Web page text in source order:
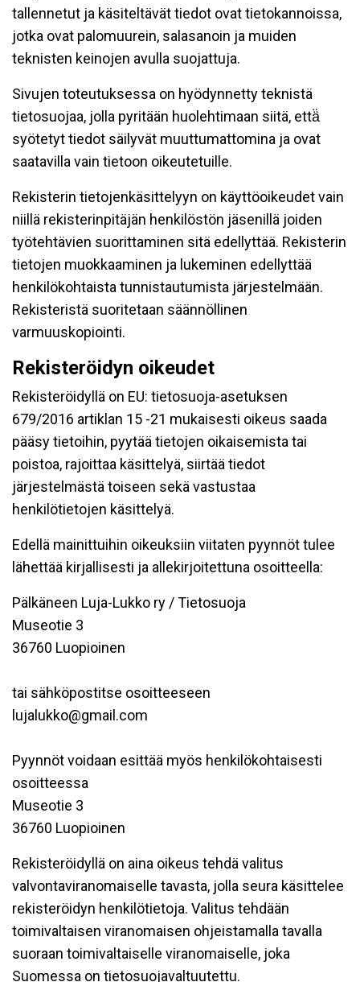
tallennetut ja käsiteltävät tiedot ovat tietokannoissa,
jotka ovat palomuurein, salasanoin ja muiden
teknisten keinojen avulla suojattuja.
Sivujen toteutuksessa on hyödynnetty teknistä
tietosuojaa, jolla pyritään huolehtimaan siitä, että̈
syötetyt tiedot säilyvät muuttumattomina ja ovat
saatavilla vain tietoon oikeutetuille.
Rekisterin tietojenkäsittelyyn on käyttöoikeudet vain
niillä rekisterinpitäjän henkilöstön jäsenillä joiden
työtehtävien suorittaminen sitä edellyttää. Rekisterin
tietojen muokkaaminen ja lukeminen edellyttää
henkilökohtaista tunnistautumista järjestelmään.
Rekisteristä suoritetaan säännöllinen
varmuuskopiointi.
Rekisteröidyn oikeudet
Rekisteröidyllä on EU: tietosuoja-asetuksen
679/2016 artiklan 15 -21 mukaisesti oikeus saada
pääsy tietoihin, pyytää tietojen oikaisemista tai
poistoa, rajoittaa käsittelyä, siirtää tiedot
järjestelmästä toiseen sekä vastustaa
henkilötietojen käsittelyä.
Edellä mainittuihin oikeuksiin viitaten pyynnöt tulee
lähettää kirjallisesti ja allekirjoitettuna osoitteella:
Pälkäneen Luja-Lukko ry / Tietosuoja
Museotie 3
36760 Luopioinen
tai sähköpostitse osoitteeseen
lujalukko@gmail.com
Pyynnöt voidaan esittää myös henkilökohtaisesti
osoitteessa
Museotie 3
36760 Luopioinen
Rekisteröidyllä on aina oikeus tehdä valitus
valvontaviranomaiselle tavasta, jolla seura käsittelee
rekisteröidyn henkilötietoja. Valitus tehdään
toimivaltaisen viranomaisen ohjeistamalla tavalla
suoraan toimivaltaiselle viranomaiselle, joka
Suomessa on tietosuojavaltuutettu.